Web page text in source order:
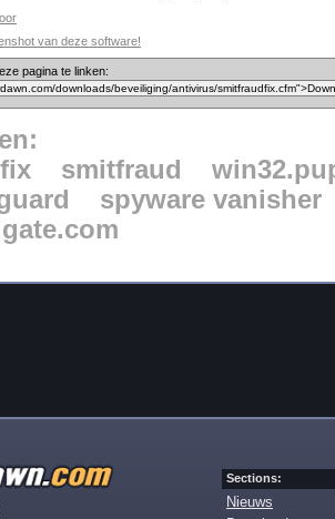
van deze software!
pagina te linken:
smitfraud
spyware vanisher
Sections:
Nieuws